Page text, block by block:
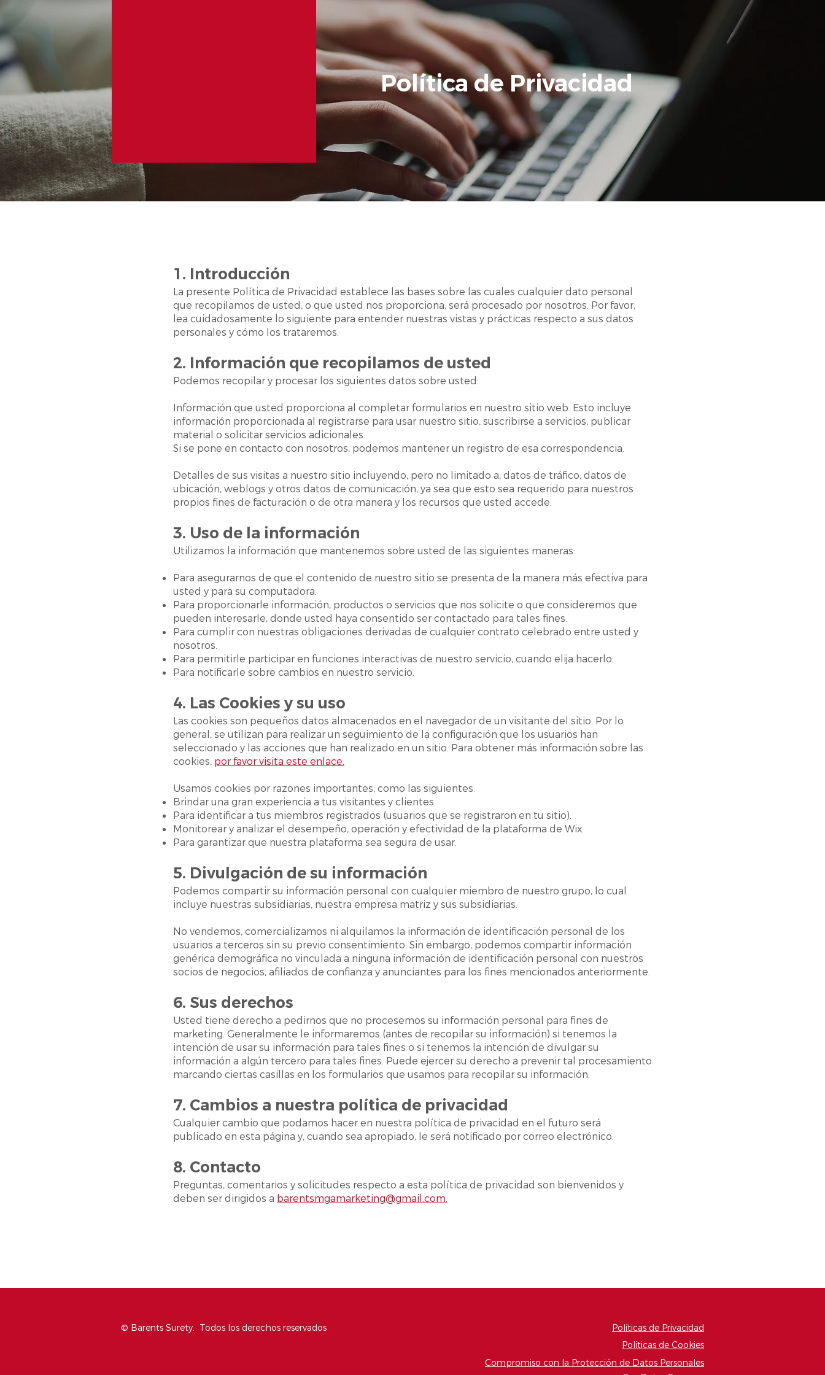
Política de Privacidad
1. Introducción
La presente Política de Privacidad establece las bases sobre las cuales cualquier dato personal
que recopilamos de usted, o que usted nos proporciona, será procesado por nosotros. Por favor,
lea cuidadosamente lo siguiente para entender nuestras vistas y prácticas respecto a sus datos
personales y cómo los trataremos.
2. Información que recopilamos de usted
Podemos recopilar y procesar los siguientes datos sobre usted:
Información que usted proporciona al completar formularios en nuestro sitio web. Esto incluye
información proporcionada al registrarse para usar nuestro sitio, suscribirse a servicios, publicar
material o solicitar servicios adicionales.
Si se pone en contacto con nosotros, podemos mantener un registro de esa correspondencia.
Detalles de sus visitas a nuestro sitio incluyendo, pero no limitado a, datos de tráfico, datos de
ubicación, weblogs y otros datos de comunicación, ya sea que esto sea requerido para nuestros
propios fines de facturación o de otra manera y los recursos que usted accede.
3. Uso de la información
Utilizamos la información que mantenemos sobre usted de las siguientes maneras:
Para asegurarnos de que el contenido de nuestro sitio se presenta de la manera más efectiva para
usted y para su computadora.
Para proporcionarle información, productos o servicios que nos solicite o que consideremos que
pueden interesarle, donde usted haya consentido ser contactado para tales fines.
Para cumplir con nuestras obligaciones derivadas de cualquier contrato celebrado entre usted y
nosotros.
Para permitirle participar en funciones interactivas de nuestro servicio, cuando elija hacerlo.
Para notificarle sobre cambios en nuestro servicio.
4. Las Cookies y su uso
Las cookies son pequeños datos almacenados en el navegador de un visitante del sitio. Por lo
general, se utilizan para realizar un seguimiento de la configuración que los usuarios han
seleccionado y las acciones que han realizado en un sitio. Para obtener más información sobre las
cookies, por favor visita este enlace.
Usamos cookies por razones importantes, como las siguientes:
Brindar una gran experiencia a tus visitantes y clientes.
Para identificar a tus miembros registrados (usuarios que se registraron en tu sitio).
Monitorear y analizar el desempeño, operación y efectividad de la plataforma de Wix.
Para garantizar que nuestra plataforma sea segura de usar.
5. Divulgación de su información
Podemos compartir su información personal con cualquier miembro de nuestro grupo, lo cual
incluye nuestras subsidiarias, nuestra empresa matriz y sus subsidiarias.
No vendemos, comercializamos ni alquilamos la información de identificación personal de los
usuarios a terceros sin su previo consentimiento. Sin embargo, podemos compartir información
genérica demográfica no vinculada a ninguna información de identificación personal con nuestros
socios de negocios, afiliados de confianza y anunciantes para los fines mencionados anteriormente.
6. Sus derechos
Usted tiene derecho a pedirnos que no procesemos su información personal para fines de
marketing. Generalmente le informaremos (antes de recopilar su información) si tenemos la
intención de usar su información para tales fines o si tenemos la intención de divulgar su
información a algún tercero para tales fines. Puede ejercer su derecho a prevenir tal procesamiento
marcando ciertas casillas en los formularios que usamos para recopilar su información.
7. Cambios a nuestra política de privacidad
Cualquier cambio que podamos hacer en nuestra política de privacidad en el futuro será
publicado en esta página y, cuando sea apropiado, le será notificado por correo electrónico.
8. Contacto
Preguntas, comentarios y solicitudes respecto a esta política de privacidad son bienvenidos y
deben ser dirigidos a barentsmgamarketing@gmail.com.
© Barents Surety. Todos los derechos reservados
Políticas de Privacidad
Políticas de Cookies
Compromiso con la Protección de Datos Personales